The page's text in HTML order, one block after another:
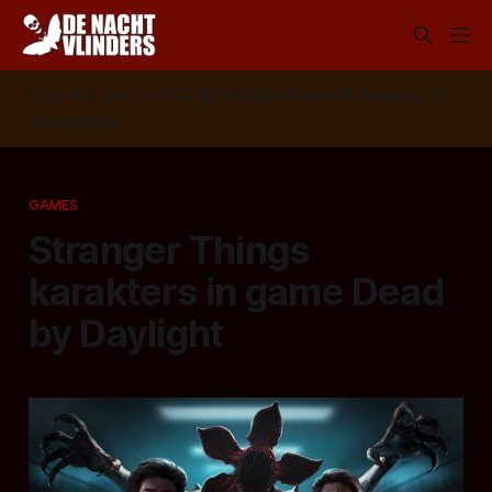
Volg ons op: 📣 RSS 📰 Google News 🦋 Bluesky
✉️
Nieuwsbrief
GAMES
Stranger Things
karakters in game Dead
by Daylight